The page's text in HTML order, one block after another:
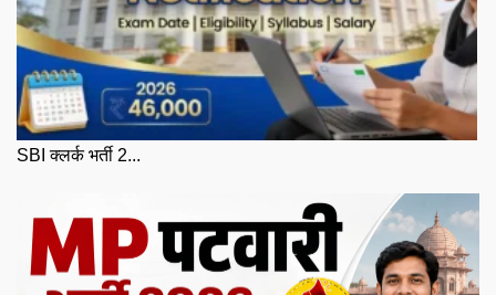
SBI क्लर्क भर्ती 2...